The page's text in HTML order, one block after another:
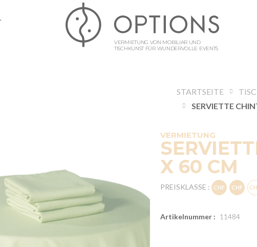
VERMIETUNG VON MOBILIAR UND
TISCHKUNST FÜR WUNDERVOLLE EVENTS
STARTSEITE
VERMIETUNG
X 60 CM
PREISKLASSE :
Artikelnummer : 11484